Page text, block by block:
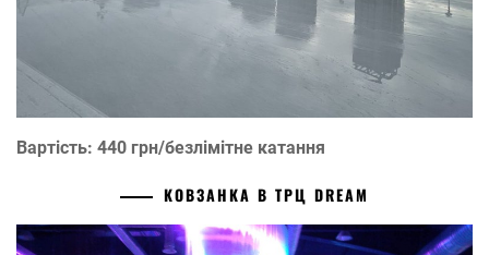
Вартість: 440 грн/безлімітне катання
КОВЗАНКА В ТРЦ DREAM